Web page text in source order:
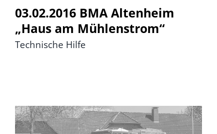
03.02.2016 BMA Altenheim
„Haus am Mühlenstrom“
Technische Hilfe